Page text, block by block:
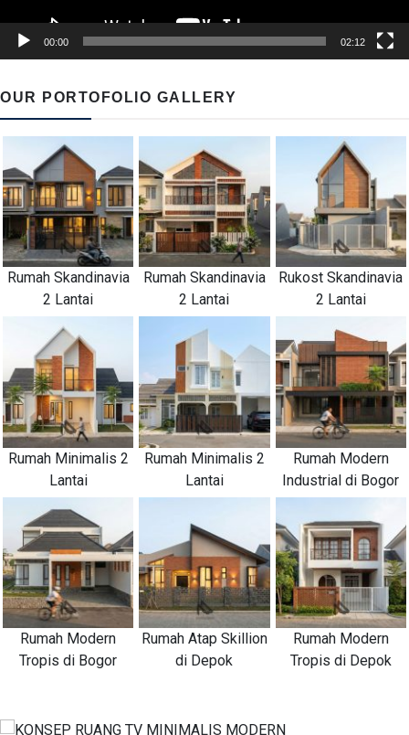
00:00 02:12
OUR PORTOFOLIO GALLERY
Rumah Skandinavia
2 Lantai
Rumah Skandinavia
2 Lantai
Rukost Skandinavia
2 Lantai
Rumah Minimalis 2
Lantai
Rumah Minimalis 2
Lantai
Rumah Modern
Industrial di Bogor
Rumah Modern
Tropis di Bogor
Rumah Atap Skillion
di Depok
Rumah Modern
Tropis di Depok